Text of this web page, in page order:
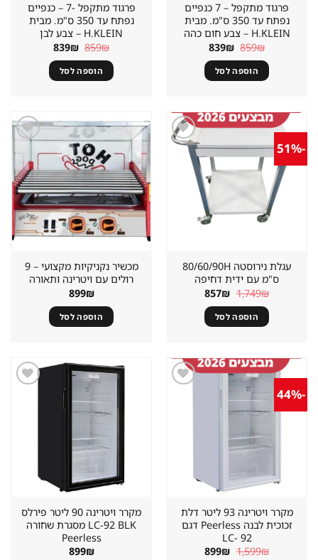
פרגוד מתקפל – 7 כנפיים
נפתח עד 350 ס"מ. מבית
H.KLEIN‏ – צבע חום כהה
859₪ המחיר
המקורי
היה:
859₪.
839₪ המחיר
הוא:
839₪. הוספה לסל
פרגוד מתקפל -7 – כנפיים
נפתח עד 350 ס"מ. מבית
H.KLEIN‏ – צבע לבן
859₪ המחיר
המקורי
היה:
859₪.
839₪ המחיר
הוא:
839₪. הוספה לסל
-51%
עגלת נירוסטה 80/60/90H
ס"מ עם ידית דחיפה
1,749₪ המחיר
המקורי
היה:
1,749₪.
857₪ המחיר
הוא:
857₪. הוספה לסל
שמור
מוצר
במועדפים
מכשיר נקניקיות מקצועי – 9
רולים עם ויטרינה ותאורה
899₪
הוספה לסל
-44%
מקרר ויטרינה 93 ליטר דלת
זכוכית לבנה Peerless דגם
LC- 92
1,599₪ המחיר
899₪ המחיר
מקרר ויטרינה 90 ליטר פירלס
LC-92 BLK מסגרת שחורה
Peerless
899₪